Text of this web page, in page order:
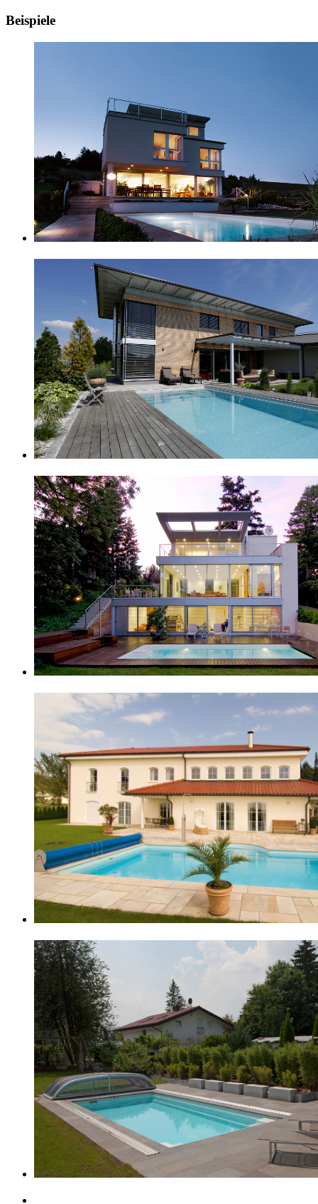
Beispiele